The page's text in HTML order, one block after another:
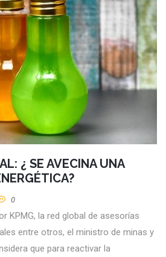
¿ SE AVECINA UNA
0
KPMG, la red global de asesorías
entre otros, el ministro de minas y
que para reactivar la